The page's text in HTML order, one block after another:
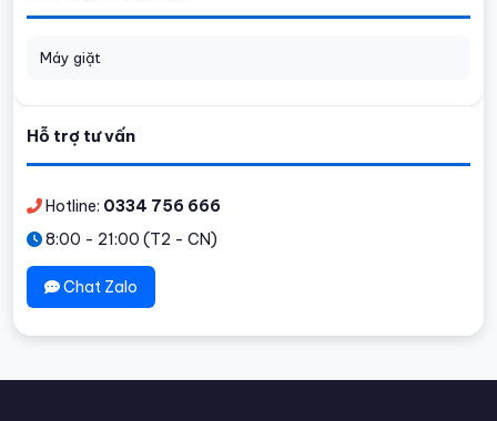
Máy giặt
Hỗ trợ tư vấn
Hotline: 0334 756 666
8:00 - 21:00 (T2 - CN)
Chat Zalo